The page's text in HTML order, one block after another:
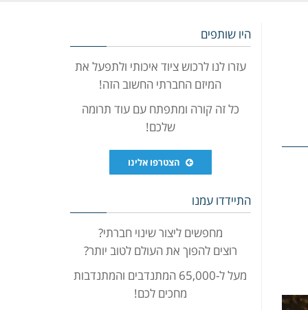
היו שותפים
עזרו לנו לרכוש ציוד איכותי ולתפעל את
המיזם החברתי החשוב הזה!
כל זה קורה ומתפתח עם עוד תרומה
שלכם!
הצטרפו אלינו
התיידדו עמנו
מחפשים ליצור שינוי חברתי?
רוצים להפוך את העולם לטוב יותר?
מעל ל-65,000 המתנדבים והמתנדבות
מחכים לכם!